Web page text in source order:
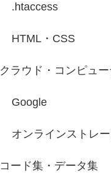
.htaccess
HTML・CSS
クラウド・コンピュ
Google
オンラインストレ
コード集・データ集